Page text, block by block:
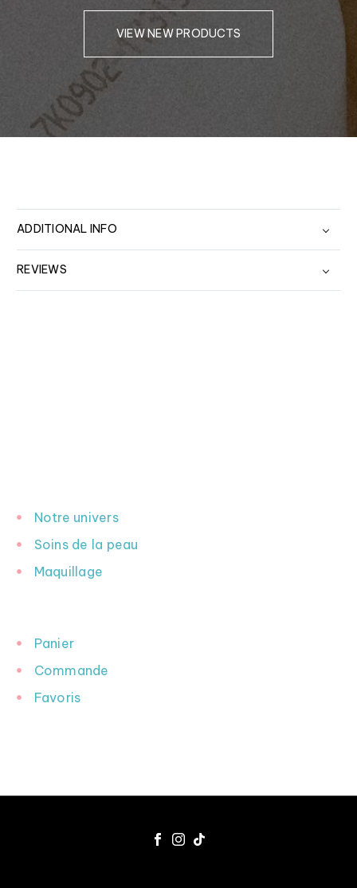
VIEW NEW PRODUCTS
ADDITIONAL INFO
REVIEWS
Notre univers
Soins de la peau
Maquillage
Panier
Commande
Favoris